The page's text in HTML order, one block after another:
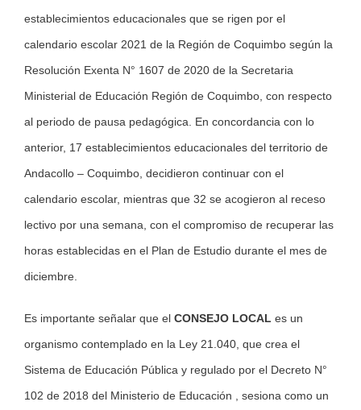
establecimientos educacionales que se rigen por el
calendario escolar 2021 de la Región de Coquimbo según la
Resolución Exenta N° 1607 de 2020 de la Secretaria
Ministerial de Educación Región de Coquimbo, con respecto
al periodo de pausa pedagógica. En concordancia con lo
anterior, 17 establecimientos educacionales del territorio de
Andacollo – Coquimbo, decidieron continuar con el
calendario escolar, mientras que 32 se acogieron al receso
lectivo por una semana, con el compromiso de recuperar las
horas establecidas en el Plan de Estudio durante el mes de
diciembre.
Es importante señalar que el CONSEJO LOCAL es un
organismo contemplado en la Ley 21.040, que crea el
Sistema de Educación Pública y regulado por el Decreto N°
102 de 2018 del Ministerio de Educación , sesiona como un